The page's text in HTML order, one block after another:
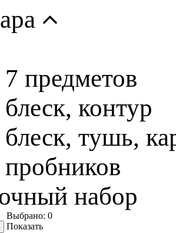
предметов
контур
тушь,
набор
Выбрано: 0
Показать